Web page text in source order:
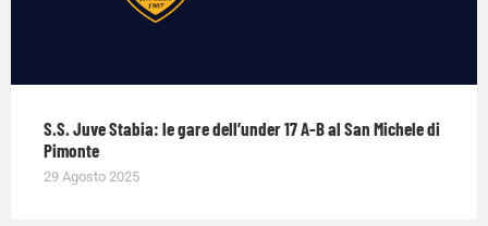
S.S. Juve Stabia: le gare dell’under 17 A-B al San Michele di
Pimonte
29 Agosto 2025